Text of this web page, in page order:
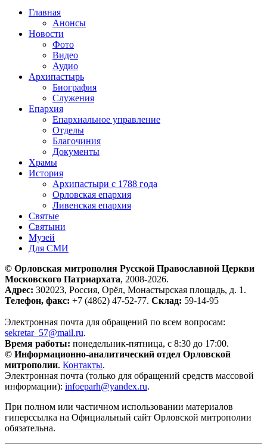
Главная
Анонсы
Новости
Фото
Видео
Аудио
Архипастырь
Биография
Служения
Епархия
Епархиальное управление
Отделы
Благочиния
Документы
Храмы
История
Архипастыри с 1788 года
Орловская епархия
Ливенская епархия
Святые
Святыни
Музей
Для СМИ
© Орловская митрополия Русской Православной Церкви
Московского Патриархата, 2008-2026.
Адрес: 302023, Россия, Орёл, Монастырская площадь, д. 1.
Телефон, факс: +7 (4862) 47-52-77. Склад: 59-14-95
Электронная почта для обращений по всем вопросам:
sekretar_57@mail.ru.
Время работы: понедельник-пятница, с 8:30 до 17:00.
© Информационно-аналитический отдел Орловской
митрополии. Контакты.
Электронная почта (только для обращений средств массовой
информации): infoeparh@yandex.ru.
При полном или частичном использовании материалов
гиперссылка на Официальный сайт Орловской митрополии
обязательна.